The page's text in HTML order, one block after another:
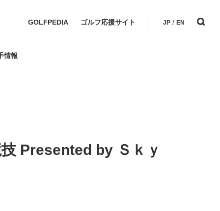
GOLFPEDIA ゴルフ応援サイト JP / EN
情報
Presented by Ｓｋｙ